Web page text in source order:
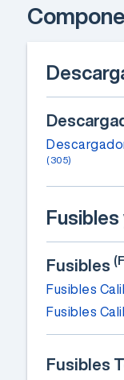
(305)
Fusibles
Fusibles
Fusibles
Fusibles